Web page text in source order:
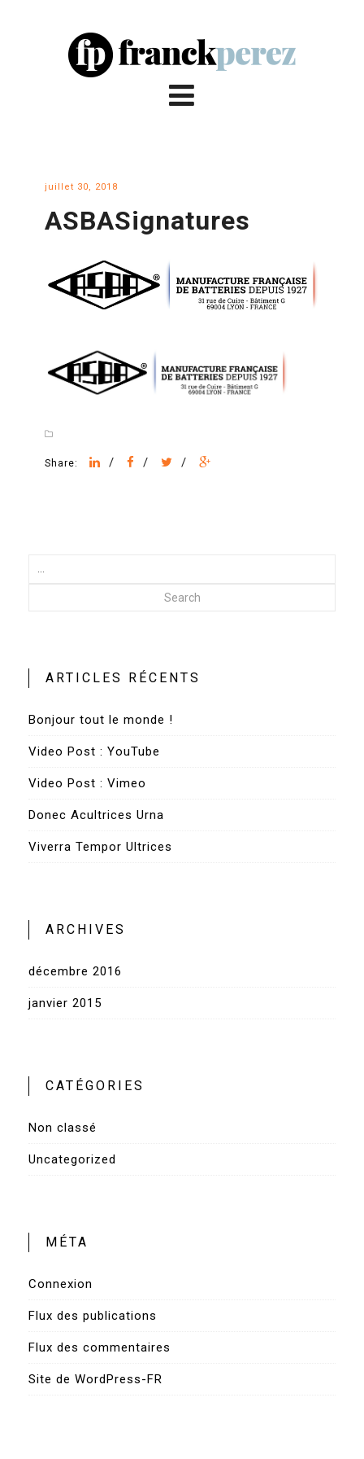
juillet 30, 2018
ASBASignatures
Share: / / /
Search
ARTICLES RÉCENTS
Bonjour tout le monde !
Video Post : YouTube
Video Post : Vimeo
Donec Acultrices Urna
Viverra Tempor Ultrices
ARCHIVES
décembre 2016
janvier 2015
CATÉGORIES
Non classé
Uncategorized
MÉTA
Connexion
Flux des publications
Flux des commentaires
Site de WordPress-FR